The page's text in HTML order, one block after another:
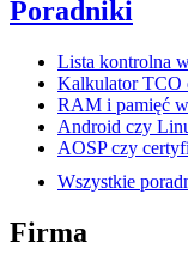
Poradniki
Lista kontrolna
Kalkulator TCO
RAM i pamięć
Android czy
AOSP czy
Wszystkie
Firma